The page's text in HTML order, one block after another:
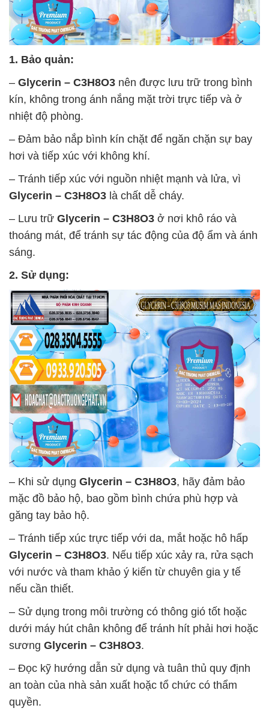
1. Bảo quản:
– Glycerin – C3H8O3 nên được lưu trữ trong bình
kín, không trong ánh nắng mặt trời trực tiếp và ở
nhiệt độ phòng.
– Đảm bảo nắp bình kín chặt để ngăn chặn sự bay
hơi và tiếp xúc với không khí.
– Tránh tiếp xúc với nguồn nhiệt mạnh và lửa, vì
Glycerin – C3H8O3 là chất dễ cháy.
– Lưu trữ Glycerin – C3H8O3 ở nơi khô ráo và
thoáng mát, để tránh sự tác động của độ ẩm và ánh
sáng.
2. Sử dụng:
– Khi sử dụng Glycerin – C3H8O3, hãy đảm bảo
mặc đồ bảo hộ, bao gồm bình chứa phù hợp và
găng tay bảo hộ.
– Tránh tiếp xúc trực tiếp với da, mắt hoặc hô hấp
Glycerin – C3H8O3. Nếu tiếp xúc xảy ra, rửa sạch
với nước và tham khảo ý kiến từ chuyên gia y tế
nếu cần thiết.
– Sử dụng trong môi trường có thông gió tốt hoặc
dưới máy hút chân không để tránh hít phải hơi hoặc
sương Glycerin – C3H8O3.
– Đọc kỹ hướng dẫn sử dụng và tuân thủ quy định
an toàn của nhà sản xuất hoặc tổ chức có thẩm
quyền.